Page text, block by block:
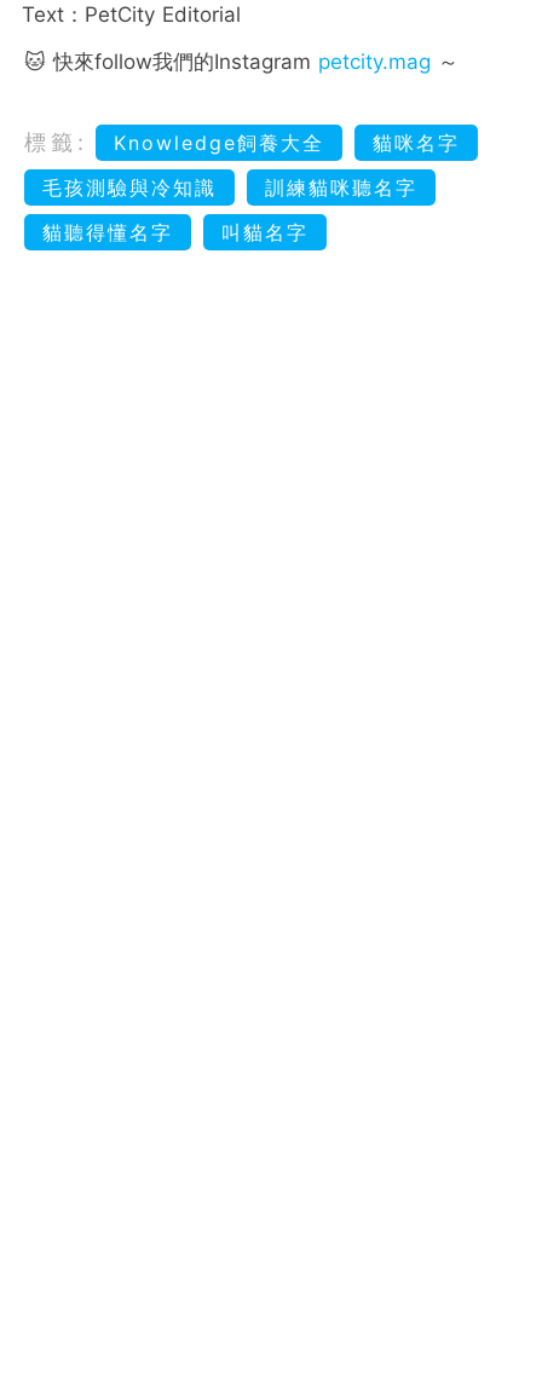
Text：PetCity Editorial
🐱 快來follow我們的Instagram petcity.mag ～
標籤: Knowledge飼養大全
貓咪名字
毛孩測驗與冷知識
訓練貓咪聽名字
貓聽得懂名字
叫貓名字